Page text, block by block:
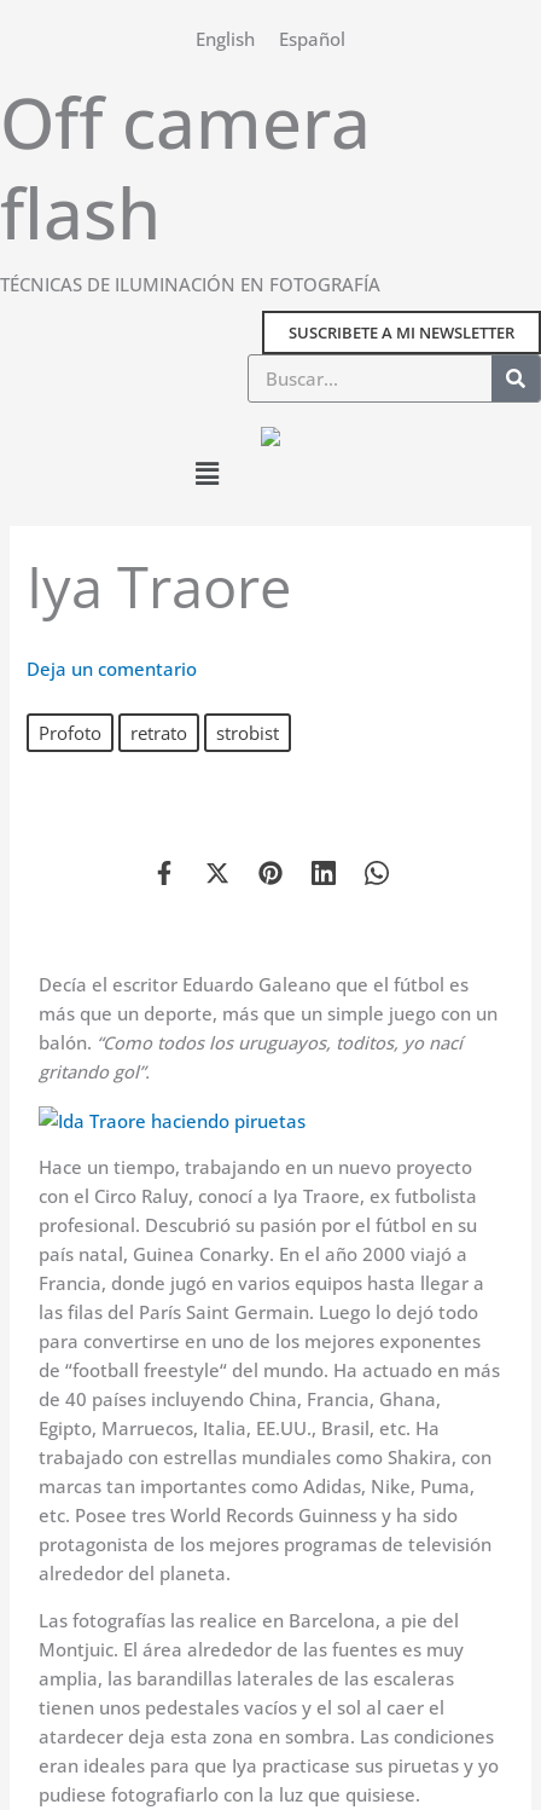
English Español
Off camera
flash
TÉCNICAS DE ILUMINACIÓN EN FOTOGRAFÍA
SUSCRIBETE A MI NEWSLETTER
Buscar
Main
Iya Traore
Deja un comentario
Profoto retrato strobist
Decía el escritor Eduardo Galeano que el fútbol es
más que un deporte, más que un simple juego con un
balón. “Como todos los uruguayos, toditos, yo nací
gritando gol”.
Hace un tiempo, trabajando en un nuevo proyecto
con el Circo Raluy, conocí a Iya Traore, ex futbolista
profesional. Descubrió su pasión por el fútbol en su
país natal, Guinea Conarky. En el año 2000 viajó a
Francia, donde jugó en varios equipos hasta llegar a
las filas del París Saint Germain. Luego lo dejó todo
para convertirse en uno de los mejores exponentes
de “football freestyle“ del mundo. Ha actuado en más
de 40 países incluyendo China, Francia, Ghana,
Egipto, Marruecos, Italia, EE.UU., Brasil, etc. Ha
trabajado con estrellas mundiales como Shakira, con
marcas tan importantes como Adidas, Nike, Puma,
etc. Posee tres World Records Guinness y ha sido
protagonista de los mejores programas de televisión
alrededor del planeta.
Las fotografías las realice en Barcelona, a pie del
Montjuic. El área alrededor de las fuentes es muy
amplia, las barandillas laterales de las escaleras
tienen unos pedestales vacíos y el sol al caer el
atardecer deja esta zona en sombra. Las condiciones
eran ideales para que Iya practicase sus piruetas y yo
pudiese fotografiarlo con la luz que quisiese.